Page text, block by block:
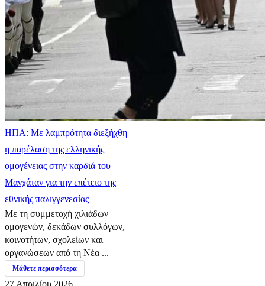
ΗΠΑ: Με λαμπρότητα διεξήχθη
η παρέλαση της ελληνικής
ομογένειας στην καρδιά του
Μανχάταν για την επέτειο της
εθνικής παλιγγενεσίας
Με τη συμμετοχή χιλιάδων
ομογενών, δεκάδων συλλόγων,
κοινοτήτων, σχολείων και
οργανώσεων από τη Νέα ...
Μάθετε περισσότερα